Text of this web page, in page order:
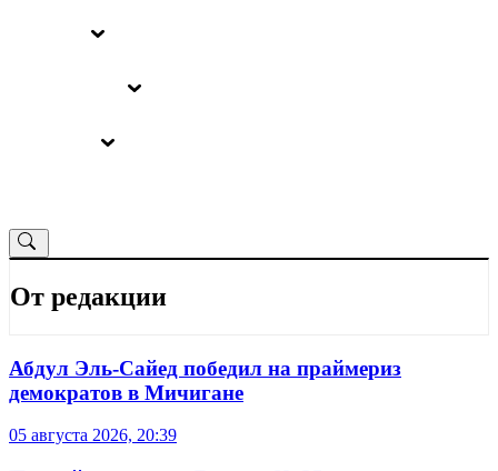
От редакции
Абдул Эль-Сайед победил на праймериз
демократов в Мичигане
05 августа 2026, 20:39